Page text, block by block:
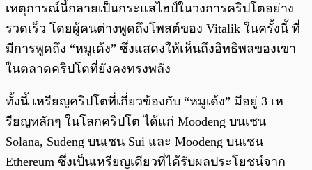
เหตุการณ์นี้กลายเป็นกระแสไฮป์ในวงการคริปโตอย่าง
รวดเร็ว โดยผู้คนต่างพูดถึงโพสต์ของ Vitalik ในครั้งนี้ ที่
มีการพูดถึง “หมูเด้ง” ซึ่งแสดงให้เห็นถึงอิทธิพลของเขา
ในตลาดคริปโตที่ยังคงทรงพลัง
ทั้งนี้ เหรียญคริปโตที่เกี่ยวข้องกับ “หมูเด้ง” มีอยู่ 3 เห
รียญหลักๆ ในโลกคริปโต ได้แก่ Moodeng บนเชน
Solana, Sudeng บนเชน Sui และ Moodeng บนเชน
Ethereum ซึ่งเป็นเหรียญเดียวที่ได้รับผลประโยชน์จาก